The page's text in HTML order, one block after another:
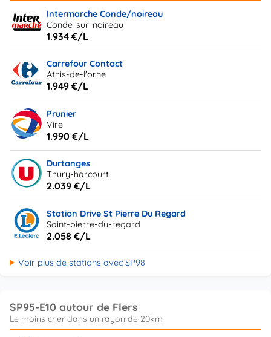
Intermarche Conde/noireau
Conde-sur-noireau
1.934 €/L
Carrefour Contact
Athis-de-l'orne
1.949 €/L
Prunier
Vire
1.990 €/L
Durtanges
Thury-harcourt
2.039 €/L
Station Drive St Pierre Du Regard
Saint-pierre-du-regard
2.058 €/L
Voir plus de stations avec SP98
SP95-E10 autour de Flers